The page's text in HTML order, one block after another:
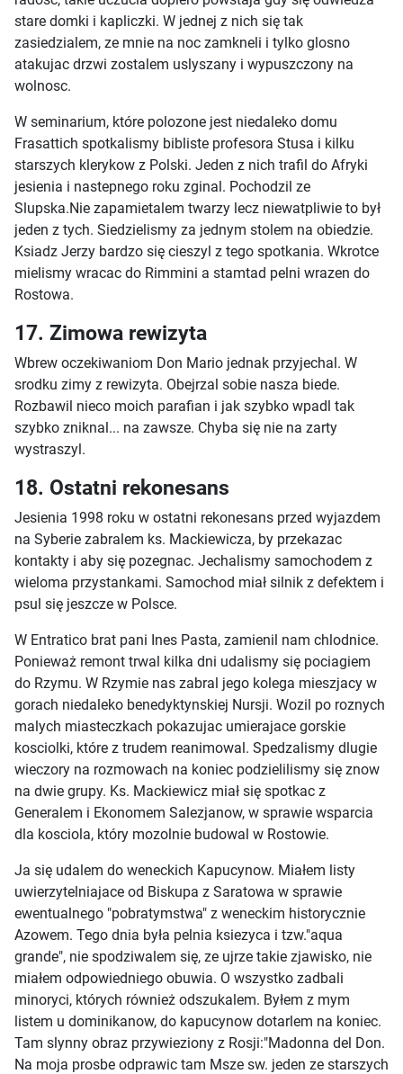
stare domki i kapliczki. W jednej z nich się tak
zasiedzialem, ze mnie na noc zamkneli i tylko glosno
atakujac drzwi zostalem uslyszany i wypuszczony na
wolnosc.
W seminarium, które polozone jest niedaleko domu
Frasattich spotkalismy bibliste profesora Stusa i kilku
starszych klerykow z Polski. Jeden z nich trafil do Afryki
jesienia i nastepnego roku zginal. Pochodzil ze
Slupska.Nie zapamietalem twarzy lecz niewatpliwie to był
jeden z tych. Siedzielismy za jednym stolem na obiedzie.
Ksiadz Jerzy bardzo się cieszyl z tego spotkania. Wkrotce
mielismy wracac do Rimmini a stamtad pelni wrazen do
Rostowa.
17. Zimowa rewizyta
Wbrew oczekiwaniom Don Mario jednak przyjechal. W
srodku zimy z rewizyta. Obejrzal sobie nasza biede.
Rozbawil nieco moich parafian i jak szybko wpadl tak
szybko zniknal... na zawsze. Chyba się nie na zarty
wystraszyl.
18. Ostatni rekonesans
Jesienia 1998 roku w ostatni rekonesans przed wyjazdem
na Syberie zabralem ks. Mackiewicza, by przekazac
kontakty i aby się pozegnac. Jechalismy samochodem z
wieloma przystankami. Samochod miał silnik z defektem i
psul się jeszcze w Polsce.
W Entratico brat pani Ines Pasta, zamienil nam chlodnice.
Ponieważ remont trwal kilka dni udalismy się pociagiem
do Rzymu. W Rzymie nas zabral jego kolega mieszjacy w
gorach niedaleko benedyktynskiej Nursji. Wozil po roznych
malych miasteczkach pokazujac umierajace gorskie
kosciolki, które z trudem reanimowal. Spedzalismy dlugie
wieczory na rozmowach na koniec podzielilismy się znow
na dwie grupy. Ks. Mackiewicz miał się spotkac z
Generalem i Ekonomem Salezjanow, w sprawie wsparcia
dla kosciola, który mozolnie budowal w Rostowie.
Ja się udalem do weneckich Kapucynow. Miałem listy
uwierzytelniajace od Biskupa z Saratowa w sprawie
ewentualnego "pobratymstwa" z weneckim historycznie
Azowem. Tego dnia była pelnia ksiezyca i tzw."aqua
grande", nie spodziwalem się, ze ujrze takie zjawisko, nie
miałem odpowiedniego obuwia. O wszystko zadbali
minoryci, których również odszukalem. Byłem z mym
listem u dominikanow, do kapucynow dotarlem na koniec.
Tam slynny obraz przywieziony z Rosji:"Madonna del Don.
Na moja prosbe odprawic tam Msze sw. jeden ze starszych